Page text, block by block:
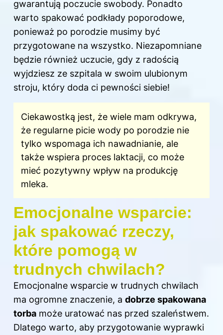
gwarantują poczucie swobody. Ponadto
warto spakować podkłady poporodowe,
ponieważ po porodzie musimy być
przygotowane na wszystko. Niezapomniane
będzie również uczucie, gdy z radością
wyjdziesz ze szpitala w swoim ulubionym
stroju, który doda ci pewności siebie!
Ciekawostką jest, że wiele mam odkrywa,
że regularne picie wody po porodzie nie
tylko wspomaga ich nawadnianie, ale
także wspiera proces laktacji, co może
mieć pozytywny wpływ na produkcję
mleka.
Emocjonalne wsparcie:
jak spakować rzeczy,
które pomogą w
trudnych chwilach?
Emocjonalne wsparcie w trudnych chwilach
ma ogromne znaczenie, a dobrze spakowana
torba może uratować nas przed szaleństwem.
Dlatego warto, aby przygotowanie wyprawki